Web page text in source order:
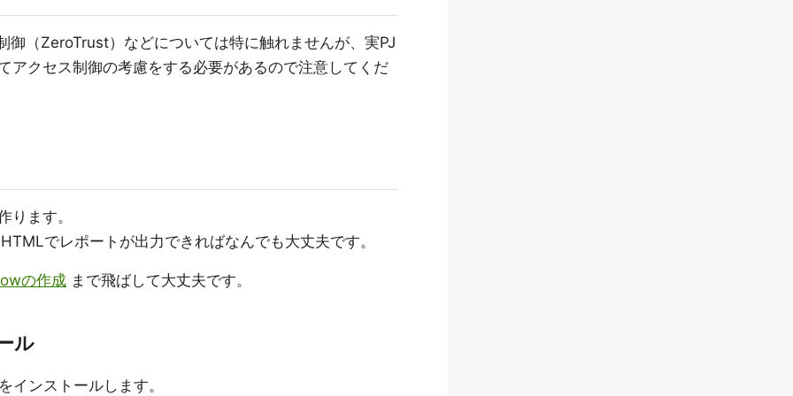
（ZeroTrust）などについては特に触れませんが、実PJ
アクセス制御の考慮をする必要があるので注意してくだ
ります。
でレポートが出力できればなんでも大丈夫です。
の作成 まで飛ばして大丈夫です。
ル
インストールします。